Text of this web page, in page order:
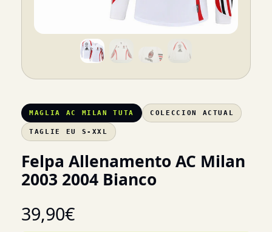
MAGLIA AC MILAN TUTA COLECCION ACTUAL
TAGLIE EU S-XXL
Felpa Allenamento AC Milan
2003 2004 Bianco
39,90€